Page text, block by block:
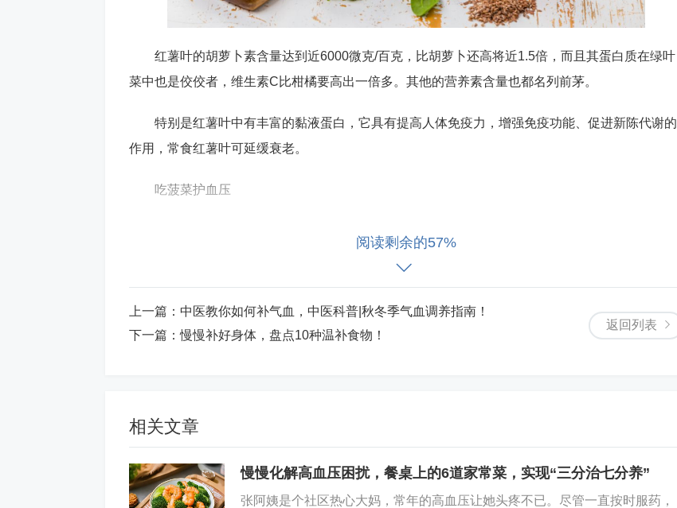
红薯叶的胡萝卜素含量达到近6000微克/百克，比胡萝卜还高将近1.5倍，而且其蛋白质在绿叶
菜中也是佼佼者，维生素C比柑橘要高出一倍多。其他的营养素含量也都名列前茅。
特别是红薯叶中有丰富的黏液蛋白，它具有提高人体免疫力，增强免疫功能、促进新陈代谢的
作用，常食红薯叶可延缓衰老。
吃菠菜护血压
新鲜菠菜的情况下，推荐吃速冻波菜，营养素不会流失并且容易储藏。大家可以将它与坚果、牛奶
等制成混合果汁饮用。需要提醒的是，服用华法林抗凝的患者应少吃菠菜，以免影响药效。
板栗的营养成分全面，味道甘甜，对高血压、冠心病、动脉粥样硬化等疾病具有一定的防治作
力，能通肾益气。”也就是说，板栗是养肾的好食物。板栗可以煮着吃，也可炖鸡、炖肉，但街边小
摊的糖炒栗子最好少吃，以免摄入过多糖分，而且存在食品安全隐患。
阅读剩余的57%
返回列表
上一篇： 中医教你如何补气血，中医科普|秋冬季气血调养指南！
下一篇：慢慢补好身体，盘点10种温补食物！
相关文章
慢慢化解高血压困扰，餐桌上的6道家常菜，实现“三分治七分养”
张阿姨是个社区热心大妈，常年的高血压让她头疼不已。尽管一直按时服药，